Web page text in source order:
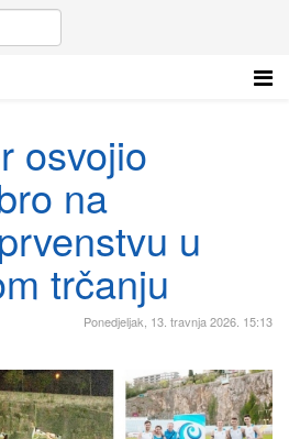
osvojio
na
u
trčanju
Ponedjeljak, 13. travnja 2026. 15:13